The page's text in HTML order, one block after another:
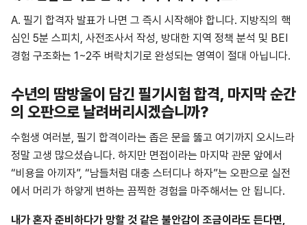
A. 필기 합격자 발표가 나면 그 즉시 시작해야 합니다. 지방직의 핵
심인 5분 스피치, 사전조사서 작성, 방대한 지역 정책 분석 및 BEI
경험 구조화는 1~2주 벼락치기로 완성되는 영역이 절대 아닙니다.
수년의 땀방울이 담긴 필기시험 합격, 마지막 순간
의 오판으로 날려버리시겠습니까?
수험생 여러분, 필기 합격이라는 좁은 문을 뚫고 여기까지 오시느라
정말 고생 많으셨습니다. 하지만 면접이라는 마지막 관문 앞에서
“비용을 아끼자”, “남들처럼 대충 스터디나 하자”는 오판으로 실전
에서 머리가 하얗게 변하는 끔찍한 경험을 마주해서는 안 됩니다.
내가 혼자 준비하다가 망할 것 같은 불안감이 조금이라도 든다면,